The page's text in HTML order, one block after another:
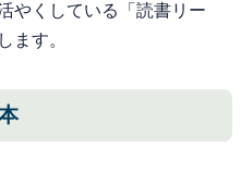
やくしている「読書リー
ます。